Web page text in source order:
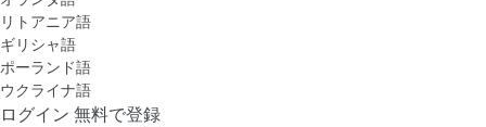
リトアニア語
ギリシャ語
ポーランド語
ウクライナ語
ログイン 無料で登録